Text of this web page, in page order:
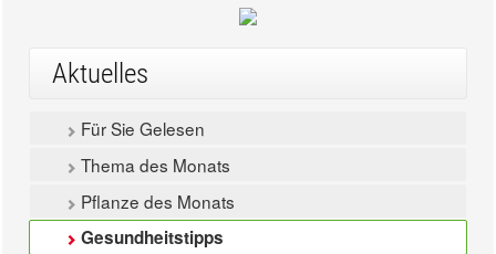
Aktuelles
Für Sie Gelesen
Thema des Monats
Pflanze des Monats
Gesundheitstipps